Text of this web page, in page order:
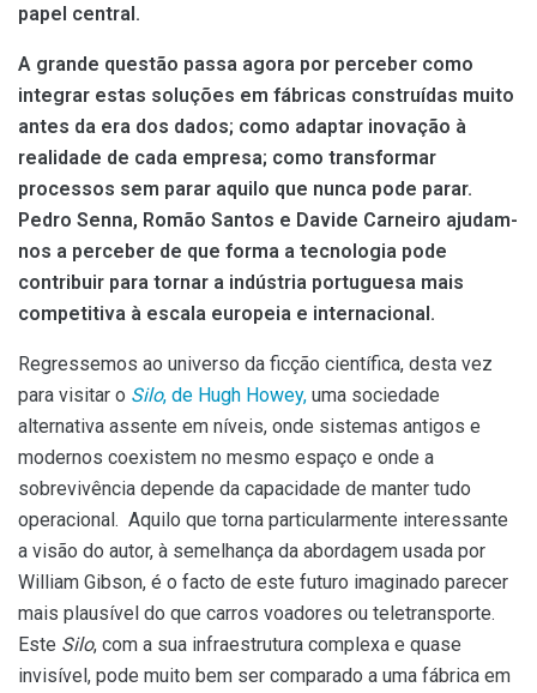
papel central.
A grande questão passa agora por perceber como
integrar estas soluções em fábricas construídas muito
antes da era dos dados; como adaptar inovação à
realidade de cada empresa; como transformar
processos sem parar aquilo que nunca pode parar.
Pedro Senna, Romão Santos e Davide Carneiro ajudam-
nos a perceber de que forma a tecnologia pode
contribuir para tornar a indústria portuguesa mais
competitiva à escala europeia e internacional.
Regressemos ao universo da ficção científica, desta vez
para visitar o Silo, de Hugh Howey, uma sociedade
alternativa assente em níveis, onde sistemas antigos e
modernos coexistem no mesmo espaço e onde a
sobrevivência depende da capacidade de manter tudo
operacional. Aquilo que torna particularmente interessante
a visão do autor, à semelhança da abordagem usada por
William Gibson, é o facto de este futuro imaginado parecer
mais plausível do que carros voadores ou teletransporte.
Este Silo, com a sua infraestrutura complexa e quase
invisível, pode muito bem ser comparado a uma fábrica em